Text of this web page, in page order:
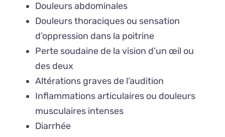
Douleurs abdominales
Douleurs thoraciques ou sensation
d’oppression dans la poitrine
Perte soudaine de la vision d’un œil ou
des deux
Altérations graves de l’audition
Inflammations articulaires ou douleurs
musculaires intenses
Diarrhée